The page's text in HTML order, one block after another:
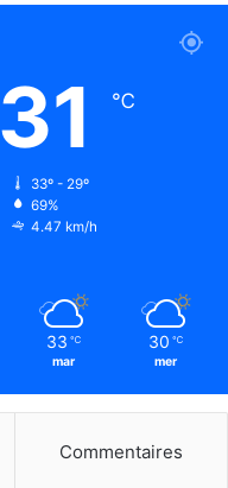
31 ℃
33º - 29º
69%
4.47 km/h
33 ℃
mar
30 ℃
mer
Commentaires